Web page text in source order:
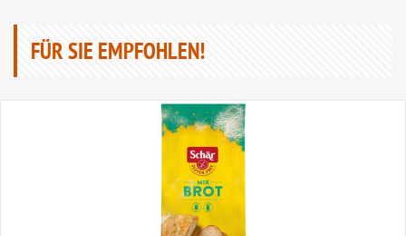
FÜR SIE EMPFOHLEN!